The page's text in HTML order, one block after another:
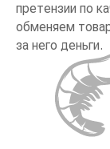
претензии по
обменяем
за него деньги.